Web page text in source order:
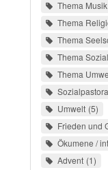
Thema Musik
Thema
Thema
Thema
Thema
Umwelt 5
Frieden und
Ökumene /
Advent 1